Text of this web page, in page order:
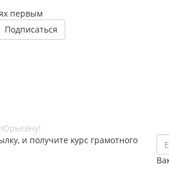
первым
и получите курс грамотного